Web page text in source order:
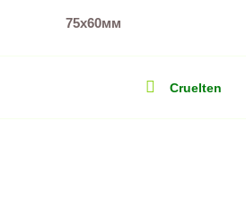
75х60мм
Cruelten